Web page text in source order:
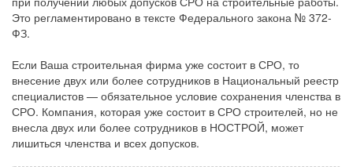
Это регламентировано в тексте Федерального закона № 372-
ФЗ.
Если Ваша строительная фирма уже состоит в СРО, то
внесение двух или более сотрудников в Национальный реестр
специалистов — обязательное условие сохранения членства в
СРО. Компания, которая уже состоит в СРО строителей, но не
внесла двух или более сотрудников в НОСТРОЙ, может
лишиться членства и всех допусков.